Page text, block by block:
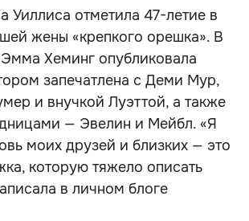
Уиллиса отметила 47-летие в
жены «крепкого орешка». В
Хеминг опубликовала
запечатлена с Деми Мур,
и внучкой Луэттой, а также
— Эвелин и Мейбл. «Я
моих друзей и близких — это
которую тяжело описать
в личном блоге